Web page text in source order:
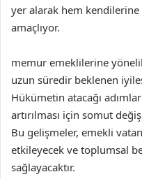
yer alarak hem kendilerine
amaçlıyor.
memur emeklilerine
uzun süredir beklenen
Hükümetin atacağı
artırılması için somut
Bu gelişmeler, emekli
etkileyecek ve toplumsal
sağlayacaktır.